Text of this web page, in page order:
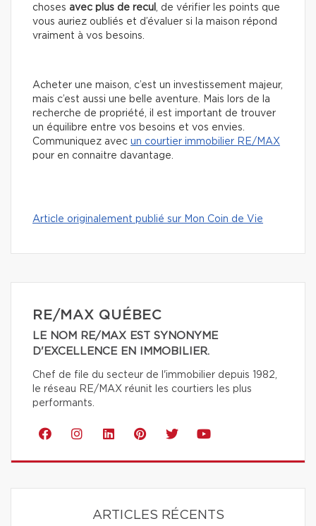
choses avec plus de recul , de vérifier les points que
vous auriez oubliés et d’évaluer si la maison répond
vraiment à vos besoins.
Acheter une maison, c’est un investissement majeur,
mais c’est aussi une belle aventure. Mais lors de la
recherche de propriété, il est important de trouver
un équilibre entre vos besoins et vos envies.
Communiquez avec un courtier immobilier RE/MAX
pour en connaitre davantage.
Article originalement publié sur Mon Coin de Vie
RE/MAX QUÉBEC
LE NOM RE/MAX EST SYNONYME
D'EXCELLENCE EN IMMOBILIER.
Chef de file du secteur de l'immobilier depuis 1982,
le réseau RE/MAX réunit les courtiers les plus
performants.
ARTICLES RÉCENTS